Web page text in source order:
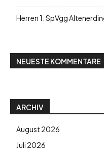
Herren 1: SpVgg
NEUESTE KOMMENTARE
ARCHIV
August 2026
Juli 2026